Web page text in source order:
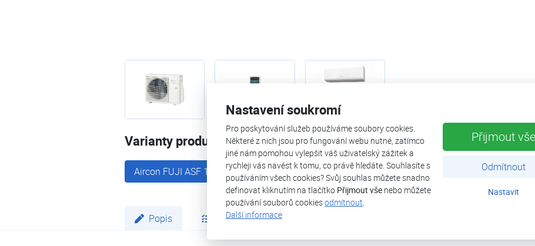
Nastavení soukromí
Pro poskytování služeb používáme soubory cookies.
Některé z nich jsou pro fungování webu nutné, zatímco
jiné nám pomohou vylepšit váš uživatelský zážitek a
rychleji vás navést k tomu, co právě hledáte. Souhlasíte s
používáním všech cookies? Svůj souhlas můžete snadno
definovat kliknutím na tlačítko Přijmout vše nebo můžete
používání souborů cookiesodmítnout.
Další informace
Přijmout vše
Odmítnout
Nastavit
Varianty produktu
Aircon FUJI ASF 12Ui-KP Aircon FUJI ASF 09Ui-KP
Popis Parametry